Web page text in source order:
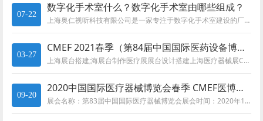
07-22
数字化手术室什么？数字化手术室由哪些组成？
上海奥仁视听科技有限公司是一家专注于数字化手术室建设的厂家，拥有多年建设数字化手术室经验，解决方案等。案例遍布全国各大医...
03-27
CMEF 2021春季（第84届中国国际医药设备博览会）将于2021年5月13日至16日在中国上海国家会展中心举行
上海展台搭建;海展台制作医疗展展台设计搭建上海医疗器械展CMEF展台设计搭建
09-20
2020中国国际医疗器械博览会春季 CMEF医博会将于10月19-22日在上海国家会展中心举办
展会名称：第83届中国国际医疗器械博览会展会时间：2020年10月 19日-22日展会地点：国家会展中心（上海）主办单位...